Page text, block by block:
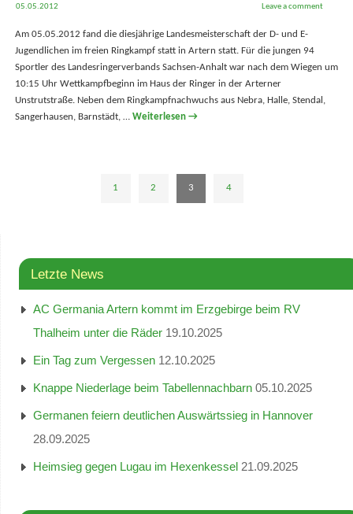
05.05.2012 Leave a comment
Am 05.05.2012 fand die diesjährige Landesmeisterschaft der D- und E-
Jugendlichen im freien Ringkampf statt in Artern statt. Für die jungen 94
Sportler des Landesringerverbands Sachsen-Anhalt war nach dem Wiegen um
10:15 Uhr Wettkampfbeginn im Haus der Ringer in der Arterner
Unstrutstraße. Neben dem Ringkampfnachwuchs aus Nebra, Halle, Stendal,
Sangerhausen, Barnstädt, … Weiterlesen →
1 2 3 4
Letzte News
AC Germania Artern kommt im Erzgebirge beim RV
Thalheim unter die Räder 19.10.2025
Ein Tag zum Vergessen 12.10.2025
Knappe Niederlage beim Tabellennachbarn 05.10.2025
Germanen feiern deutlichen Auswärtssieg in Hannover
28.09.2025
Heimsieg gegen Lugau im Hexenkessel 21.09.2025